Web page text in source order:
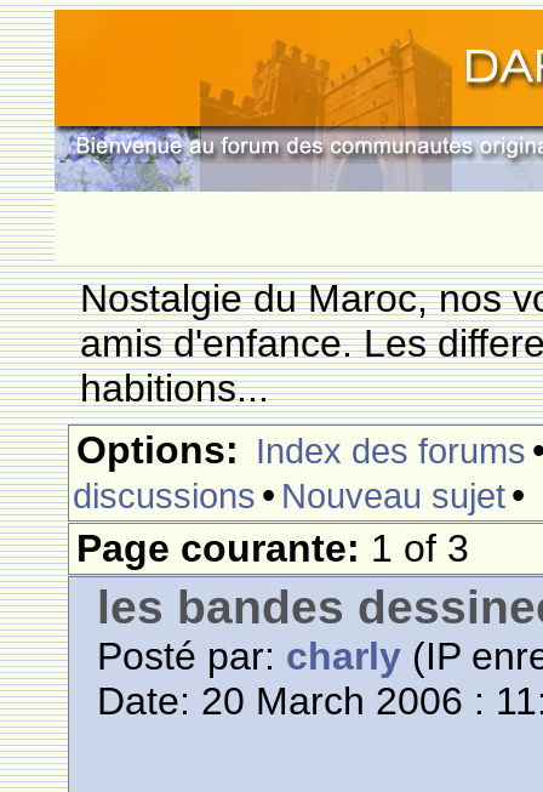
Nostalgie du Maroc, nos
amis d'enfance. Les
habitions...
Options: Index des forums
discussions • Nouveau sujet•
Page courante: 1 of 3
les bandes
Posté par: charly (IP
Date: 20 March 2006 :